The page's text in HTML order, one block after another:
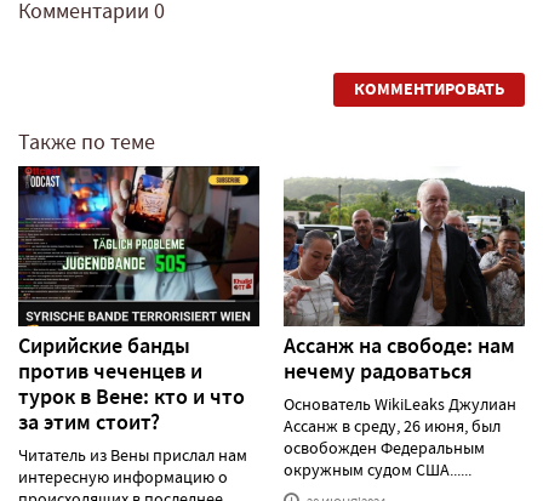
Комментарии 0
КОММЕНТИРОВАТЬ
Также по теме
Сирийские банды
против чеченцев и
турок в Вене: кто и что
за этим стоит?
Читатель из Вены прислал нам
интересную информацию о
Ассанж на свободе: нам
нечему радоваться
Основатель WikiLeaks Джулиан
Ассанж в среду, 26 июня, был
освобожден Федеральным
окружным судом США......